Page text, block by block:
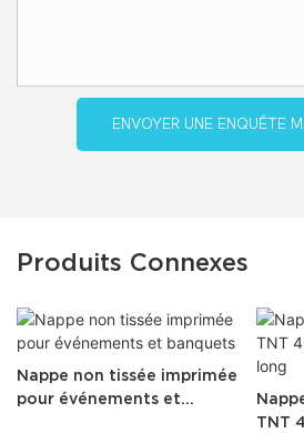
ENVOYER UNE ENQUÊTE
Produits Connexes
Nappe non tissée imprimée
pour événements et
TNT